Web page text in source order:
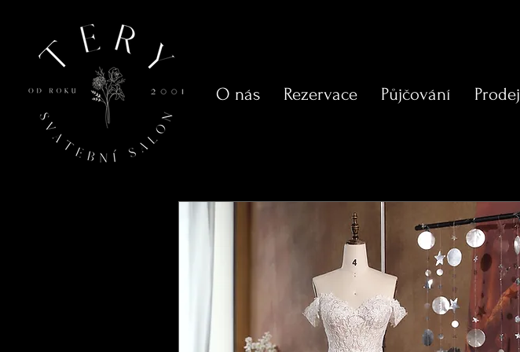
O nás Rezervace Půjčování Prodej